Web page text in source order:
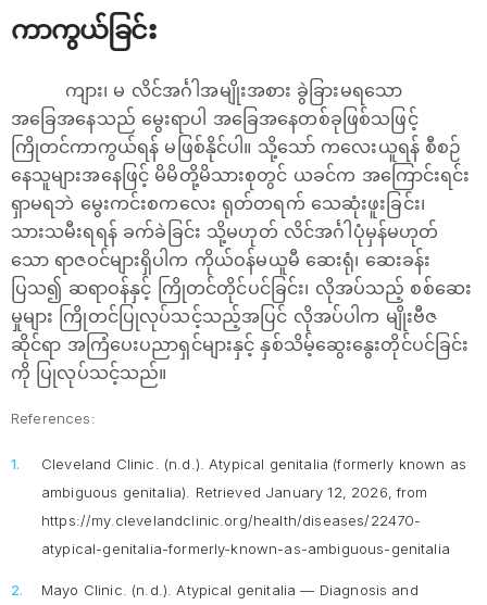
ကာကွယ်ခြင်း
ကျား၊ မ လိင်အင်္ဂါအမျိုးအစား ခွဲခြားမရသော
အခြေအနေသည် မွေးရာပါ အခြေအနေတစ်ခုဖြစ်သဖြင့်
ကြိုတင်ကာကွယ်ရန် မဖြစ်နိုင်ပါ။ သို့သော် ကလေးယူရန် စီစဉ်
နေသူများအနေဖြင့် မိမိတို့မိသားစုတွင် ယခင်က အကြောင်းရင်း
ရှာမရဘဲ မွေးကင်းစကလေး ရုတ်တရက် သေဆုံးဖူးခြင်း၊
သားသမီးရရန် ခက်ခဲခြင်း သို့မဟုတ် လိင်အင်္ဂါပုံမှန်မဟုတ်
သော ရာဇဝင်များရှိပါက ကိုယ်ဝန်မယူမီ ဆေးရုံ၊ ဆေးခန်း
ပြသ၍ ဆရာဝန်နှင့် ကြိုတင်တိုင်ပင်ခြင်း၊ လိုအပ်သည့် စစ်ဆေး
မှုများ ကြိုတင်ပြုလုပ်သင့်သည့်အပြင် လိုအပ်ပါက မျိုးဗီဇ
ဆိုင်ရာ အကြံပေးပညာရှင်များနှင့် နှစ်သိမ့်ဆွေးနွေးတိုင်ပင်ခြင်း
ကို ပြုလုပ်သင့်သည်။
References:
Cleveland Clinic. (n.d.). Atypical genitalia (formerly known as
ambiguous genitalia).
Retrieved January 12, 2026, from
https://my.clevelandclinic.org/health/diseases/22470-
atypical-genitalia-formerly-known-as-ambiguous-genitalia
Mayo Clinic. (n.d.). Atypical genitalia — Diagnosis and